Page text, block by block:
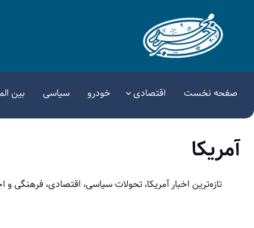
صفحه نخست اقتصادی خودرو سیاسی بین
آمریکا
تازه‌ترین اخبار آمریکا، تحولات سیاسی، اقتصادی، فرهنگی و